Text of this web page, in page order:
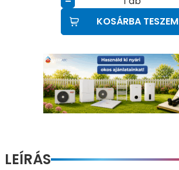
KOSÁRBA TESZEM
LEÍRÁS